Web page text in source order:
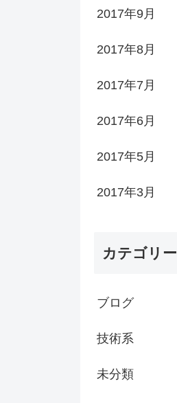
2017年9月
2017年8月
2017年7月
2017年6月
2017年5月
2017年3月
カテゴリー
ブログ
技術系
未分類